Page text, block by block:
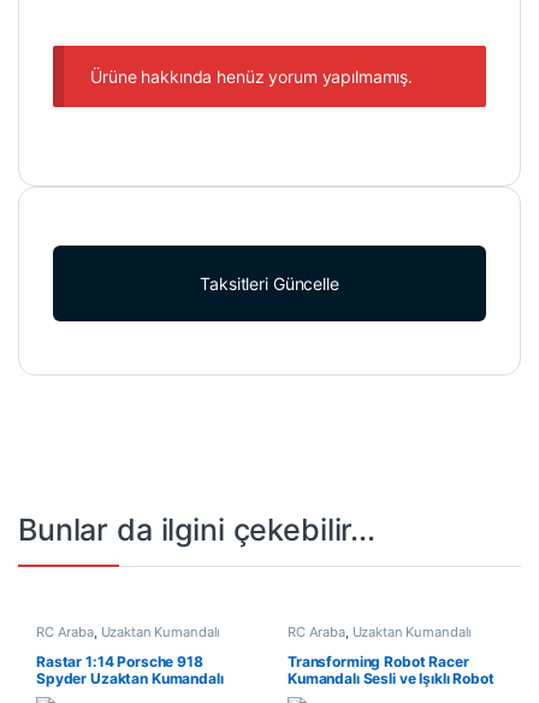
Ürüne hakkında henüz yorum yapılmamış.
Taksitleri Güncelle
Bunlar da ilgini çekebilir...
RC Araba, Uzaktan Kumandalı
Rastar 1:14 Porsche 918
Spyder Uzaktan Kumandalı
Araba
RC Araba, Uzaktan Kumandalı
Transforming Robot Racer
Kumandalı Sesli ve Işıklı Robot